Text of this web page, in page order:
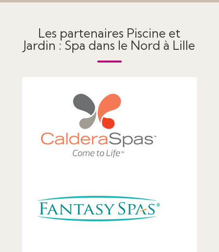
Les partenaires Piscine et
Jardin : Spa dans le Nord à Lille